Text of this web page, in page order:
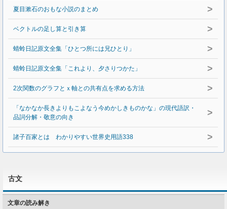
夏目漱石のおもな小説のまとめ >
ベクトルの足し算と引き算 >
蜻蛉日記原文全集「ひとつ所には兄ひとり」 >
蜻蛉日記原文全集「これより、夕さりつかた」 >
2次関数のグラフとｘ軸との共有点を求める方法 >
「なかなか長きよりもこよなう今めかしきものかな」の現代語訳・
品詞分解・敬意の向き
>
諸子百家とは わかりやすい世界史用語338 >
古文
文章の読み解き